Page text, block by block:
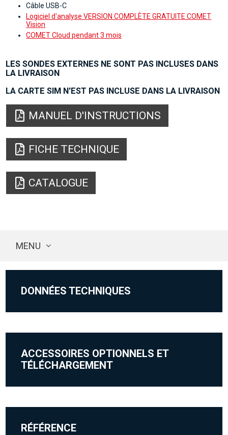
Câble USB-C
Logiciel d'analyse VERSION COMPLÈTE GRATUITE COMET
Vision
COMET Cloud pendant 3 mois
LES SONDES EXTERNES NE SONT PAS INCLUSES DANS
LA LIVRAISON
LA CARTE SIM N'EST PAS INCLUSE DANS LA LIVRAISON
MANUEL D'INSTRUCTIONS
FICHE TECHNIQUE
CATALOGUE
MENU
DONNÉES TECHNIQUES
ACCESSOIRES OPTIONNELS ET
TÉLÉCHARGEMENT
RÉFÉRENCE